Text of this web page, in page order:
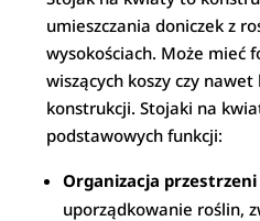
umieszczania doniczek z
wysokościach. Może mieć
wiszących koszy czy
konstrukcji. Stojaki na
podstawowych funkcji:
Organizacja przestrzeni
uporządkowanie roślin,